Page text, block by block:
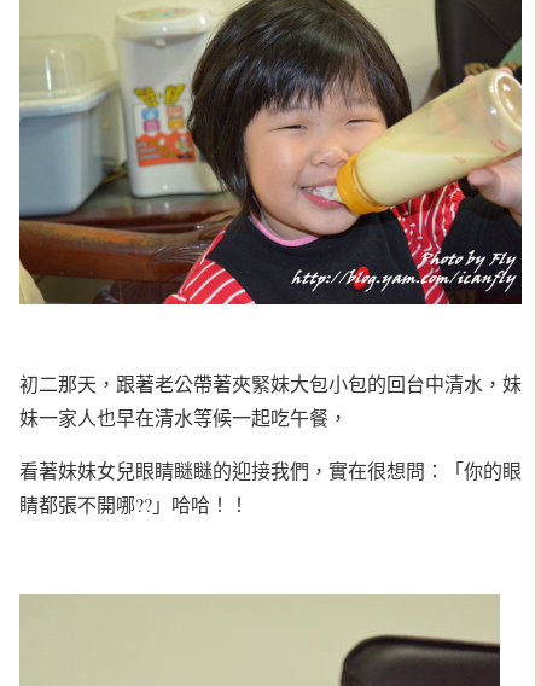
初二那天，跟著老公帶著夾緊妹大包小包的回台中清水，妹
妹一家人也早在清水等候一起吃午餐，
看著妹妹女兒眼睛瞇瞇的迎接我們，實在很想問：「你的眼
睛都張不開哪??」哈哈！！